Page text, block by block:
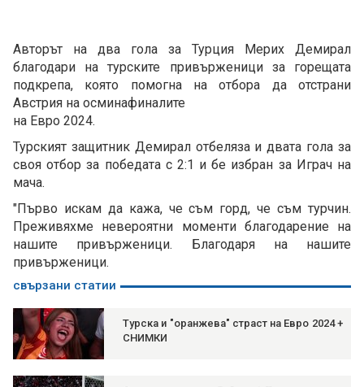
Авторът на два гола за Турция Мерих Демирал
благодари на турските привърженици за горещата
подкрепа, която помогна на отбора да отстрани
Австрия на осминафиналите
на Евро 2024.
Турският защитник Демирал отбеляза и двата гола за
своя отбор за победата с 2:1 и бе избран за Играч на
мача.
"Първо искам да кажа, че съм горд, че съм турчин.
Преживяхме невероятни моменти благодарение на
нашите привърженици. Благодаря на нашите
привърженици.
свързани статии
Турска и "оранжева" страст на Евро 2024 +
СНИМКИ